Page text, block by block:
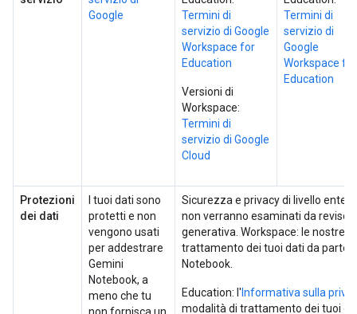
Google
Termini di
servizio di Google
Workspace for
Education
Versioni di
Workspace:
Termini di
servizio di Google
Cloud
Termini di
servizio di
Google
Workspace for
Education
Protezioni
dei dati
I tuoi dati sono
protetti e non
vengono usati
per addestrare
Gemini
Notebook, a
meno che tu
Sicurezza e privacy di livello
non verranno esaminati da
generativa. Workspace: le nostre
trattamento dei tuoi dati da parte
Notebook.
Education: l' Informativa sulla
modalità di trattamento dei tuoi